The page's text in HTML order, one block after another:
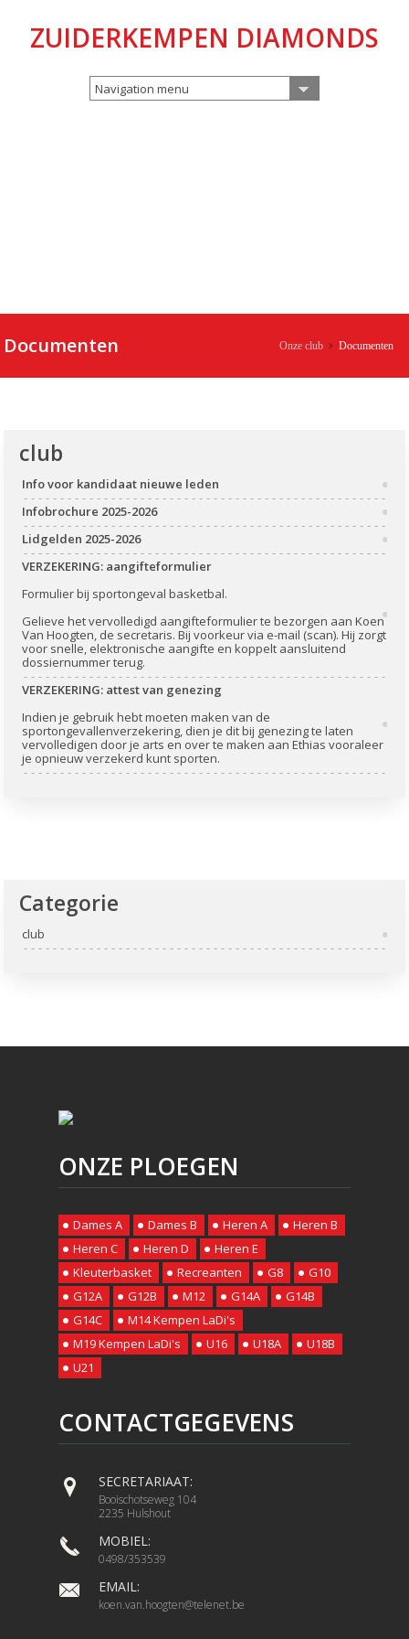
ZUIDERKEMPEN DIAMONDS
Navigation menu
Documenten Onze club Documenten
club
Info voor kandidaat nieuwe leden
Infobrochure 2025-2026
Lidgelden 2025-2026
VERZEKERING: aangifteformulier
Formulier bij sportongeval basketbal.
Gelieve het vervolledigd aangifteformulier te bezorgen aan Koen
Van Hoogten, de secretaris. Bij voorkeur via e-mail (scan). Hij zorgt
voor snelle, elektronische aangifte en koppelt aansluitend
dossiernummer terug.
VERZEKERING: attest van genezing
Indien je gebruik hebt moeten maken van de
sportongevallenverzekering, dien je dit bij genezing te laten
vervolledigen door je arts en over te maken aan Ethias vooraleer
je opnieuw verzekerd kunt sporten.
Categorie
club
ONZE PLOEGEN
Dames A Dames B Heren A
Heren B
Heren C
Heren D
Heren E
Kleuterbasket
Recreanten G8
G10
G12A
G12B M12 G14A
G14B
G14C
M14 Kempen LaDi's
M19 Kempen LaDi's
U16 U18A
U18B
U21
CONTACTGEGEVENS
SECRETARIAAT:
Booischotseweg 104
2235 Hulshout
MOBIEL:
0498/353539
EMAIL:
koen.van.hoogten@telenet.be